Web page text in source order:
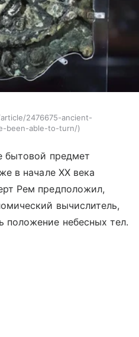
2476675-ancient-
been-able-to-turn/
бытовой предмет
в начале XX века
Рем предположил,
вычислитель,
положение небесных тел.